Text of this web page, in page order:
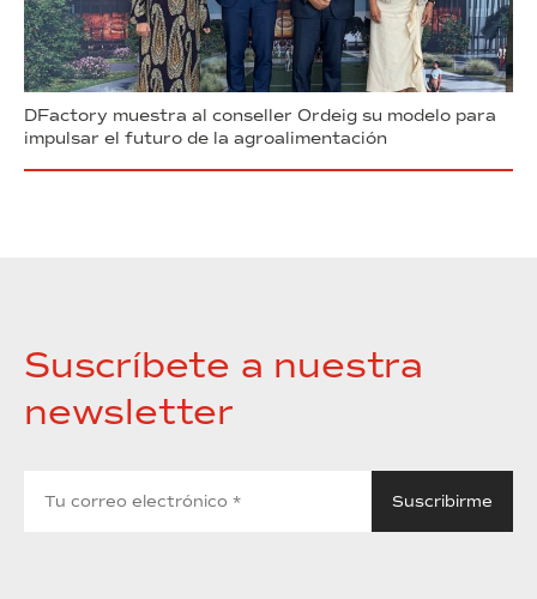
DFactory muestra al conseller Ordeig su modelo para
impulsar el futuro de la agroalimentación
Suscríbete a nuestra
newsletter